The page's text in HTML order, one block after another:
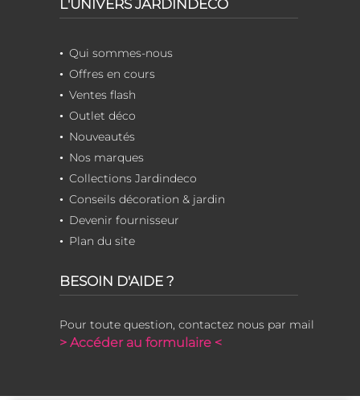
L'UNIVERS JARDINDECO
Qui sommes-nous
Offres en cours
Ventes flash
Outlet déco
Nouveautés
Nos marques
Collections Jardindeco
Conseils décoration & jardin
Devenir fournisseur
Plan du site
BESOIN D'AIDE ?
Pour toute question, contactez nous par mail
> Accéder au formulaire <